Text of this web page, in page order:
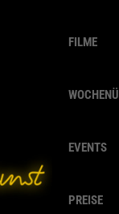
FILME
EVENTS
PREISE